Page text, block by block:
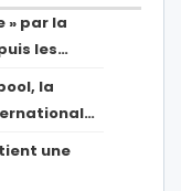
» par la
les…
la
une